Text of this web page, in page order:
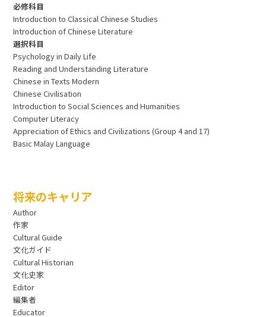
必修科目
Introduction to Classical Chinese Studies
Introduction of Chinese Literature
選択科目
Psychology in Daily Life
Reading and Understanding Literature
Chinese in Texts Modern
Chinese Civilisation
Introduction to Social Sciences and Humanities
Computer Literacy
Appreciation of Ethics and Civilizations (Group 4 and 17)
Basic Malay Language
将来のキャリア
Author
作家
Cultural Guide
文化ガイド
Cultural Historian
文化史家
Editor
編集者
Educator